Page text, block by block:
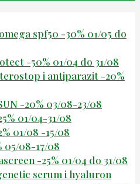
spf50 -30% 01/05 do
-50% 01/04 do 31/08
i antiparazit -20%
-20% 03/08-23/08
01/04-31/08
01/08 -15/08
05/08-17/08
-25% 01/04 do 31/08
serum i hyaluron